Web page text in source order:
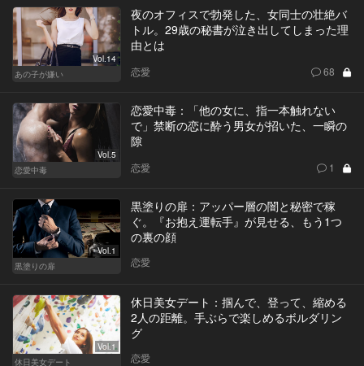
Vol.14
あの子が嫌い
夜のオフィスで勃発した、女同士の壮絶バ
トル。29歳の秘書が泣き出してしまった理
由とは
恋愛 68
Vol.5
恋愛中毒
恋愛中毒：「他の女に、指一本触れない
で」禁断の恋に酔う男女が招いた、一瞬の
隙
恋愛 1
Vol.1
黒塗りの扉
黒塗りの扉：アッパー層の闇と秘密で稼
ぐ。『お抱え運転手』が見せる、もう1つ
の裏の顔
恋愛
Vol.1
休日美女デート
休日美女デート：掴んで、登って、縮める
2人の距離。手ぶらで楽しめるボルダリン
グ
恋愛